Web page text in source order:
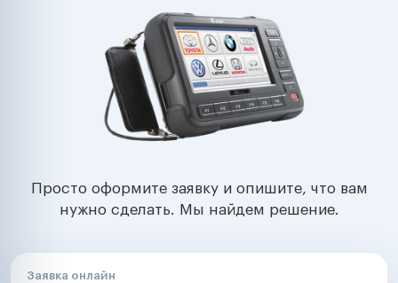
Просто оформите заявку и опишите, что вам
нужно сделать. Мы найдем решение.
Заявка онлайн